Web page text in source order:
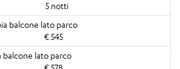
5 notti
€ 545